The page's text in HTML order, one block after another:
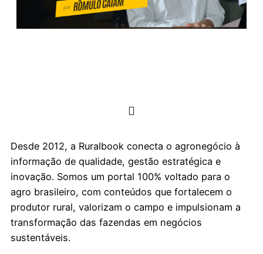
Desde 2012, a Ruralbook conecta o agronegócio à
informação de qualidade, gestão estratégica e
inovação. Somos um portal 100% voltado para o
agro brasileiro, com conteúdos que fortalecem o
produtor rural, valorizam o campo e impulsionam a
transformação das fazendas em negócios
sustentáveis.